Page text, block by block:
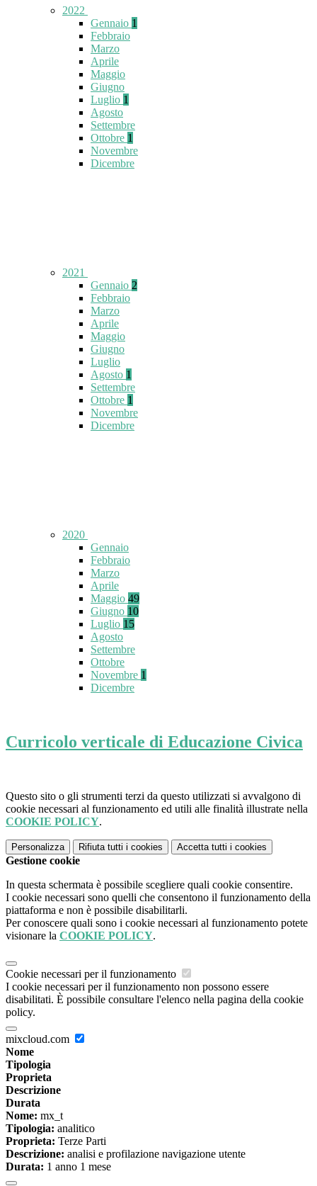
2022
Gennaio 1
Febbraio
Marzo
Aprile
Maggio
Giugno
Luglio 1
Agosto
Settembre
Ottobre 1
Novembre
Dicembre
2021
Gennaio 2
Febbraio
Marzo
Aprile
Maggio
Giugno
Luglio
Agosto 1
Settembre
Ottobre 1
Novembre
Dicembre
2020
Gennaio
Febbraio
Marzo
Aprile
Maggio 49
Giugno 10
Luglio 15
Agosto
Settembre
Ottobre
Novembre 1
Dicembre
Curricolo verticale di Educazione Civica
Questo sito o gli strumenti terzi da questo utilizzati si avvalgono di
cookie necessari al funzionamento ed utili alle finalità illustrate nella
COOKIE POLICY.
Personalizza Rifiuta tutti i cookies Accetta tutti i cookies
Gestione cookie
In questa schermata è possibile scegliere quali cookie consentire.
I cookie necessari sono quelli che consentono il funzionamento della
piattaforma e non è possibile disabilitarli.
Per conoscere quali sono i cookie necessari al funzionamento potete
visionare la COOKIE POLICY.
Cookie necessari per il funzionamento
I cookie necessari per il funzionamento non possono essere
disabilitati. È possibile consultare l'elenco nella pagina della cookie
policy.
mixcloud.com
Nome
Tipologia
Proprieta
Descrizione
Durata
Nome: mx_t
Tipologia: analitico
Proprieta: Terze Parti
Descrizione: analisi e profilazione navigazione utente
Durata: 1 anno 1 mese